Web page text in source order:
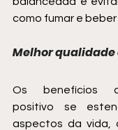
como fumar e beber
Melhor qualidade
Os benefícios
positivo se
aspectos da vida,